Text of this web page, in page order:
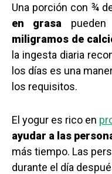
Una porción con ¾
en grasa
miligramos de
la ingesta diaria
los días es una
los requisitos.
El yogur es rico en
ayudar a las
más tiempo. Las
durante el día